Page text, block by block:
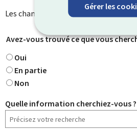
Gérer les
Les champs marqués d’une étoile (
Avez-vous trouvé ce que vous
Oui
En partie
Non
Quelle information cherchiez-vous ?